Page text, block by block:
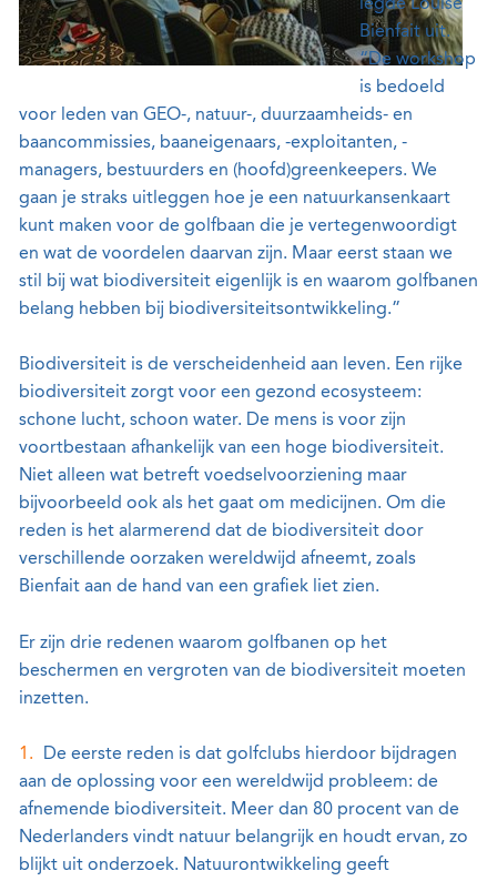
legde Louise
Bienfait uit.
“De workshop
is bedoeld
voor leden van GEO-, natuur-, duurzaamheids- en
baancommissies, baaneigenaars, -exploitanten, -
managers, bestuurders en (hoofd)greenkeepers. We
gaan je straks uitleggen hoe je een natuurkansenkaart
kunt maken voor de golfbaan die je vertegenwoordigt
en wat de voordelen daarvan zijn. Maar eerst staan we
stil bij wat biodiversiteit eigenlijk is en waarom golfbanen
belang hebben bij biodiversiteitsontwikkeling.”
Biodiversiteit is de verscheidenheid aan leven. Een rijke
biodiversiteit zorgt voor een gezond ecosysteem:
schone lucht, schoon water. De mens is voor zijn
voortbestaan afhankelijk van een hoge biodiversiteit.
Niet alleen wat betreft voedselvoorziening maar
bijvoorbeeld ook als het gaat om medicijnen. Om die
reden is het alarmerend dat de biodiversiteit door
verschillende oorzaken wereldwijd afneemt, zoals
Bienfait aan de hand van een grafiek liet zien.
Er zijn drie redenen waarom golfbanen op het
beschermen en vergroten van de biodiversiteit moeten
inzetten.
De eerste reden is dat golfclubs hierdoor bijdragen
aan de oplossing voor een wereldwijd probleem: de
afnemende biodiversiteit. Meer dan 80 procent van de
Nederlanders vindt natuur belangrijk en houdt ervan, zo
blijkt uit onderzoek. Natuurontwikkeling geeft